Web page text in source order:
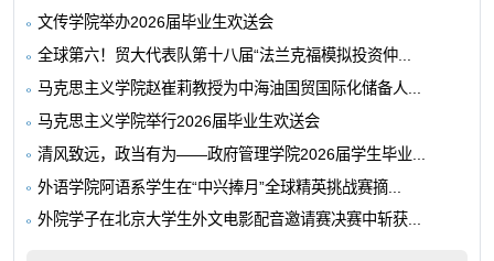
文传学院举办2026届毕业生欢送会
全球第六！贸大代表队第十八届“法兰克福模拟投资仲...
马克思主义学院赵崔莉教授为中海油国贸国际化储备人...
马克思主义学院举行2026届毕业生欢送会
清风致远，政当有为——政府管理学院2026届学生毕业...
外语学院阿语系学生在“中兴捧月”全球精英挑战赛摘...
外院学子在北京大学生外文电影配音邀请赛决赛中斩获...